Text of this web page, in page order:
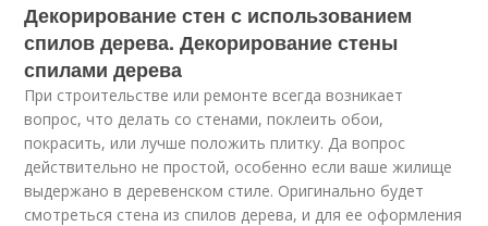
Декорирование стен с использованием
спилов дерева. Декорирование стены
спилами дерева
При строительстве или ремонте всегда возникает
вопрос, что делать со стенами, поклеить обои,
покрасить, или лучше положить плитку. Да вопрос
действительно не простой, особенно если ваше жилище
выдержано в деревенском стиле. Оригинально будет
смотреться стена из спилов дерева, и для ее оформления